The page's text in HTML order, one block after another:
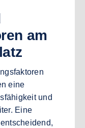
am
eine
und
Eine